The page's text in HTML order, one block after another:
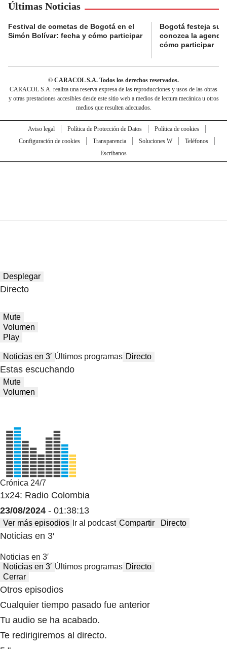
Últimas Noticias
Festival de cometas de Bogotá en el
Simón Bolívar: fecha y cómo participar
Bogotá festeja su
conozca la
cómo participar
© CARACOL S.A. Todos los derechos reservados.
CARACOL S.A. realiza una reserva expresa de las reproducciones y usos de las obras
y otras prestaciones accesibles desde este sitio web a medios de lectura mecánica u otros
medios que resulten adecuados.
Aviso legal Política de Protección de Datos
Política de cookies
Configuración de cookies
Transparencia Soluciones W
Teléfonos
Escríbanos
Desplegar
Directo
Mute
Volumen
Play
Noticias en 3′ Últimos programas Directo
Estas escuchando
Mute
Volumen
Crónica 24/7
1x24: Radio Colombia
23/08/2024 - 01:38:13
Ver más episodios Ir al podcast Compartir Directo
Noticias en 3′
Noticias en 3′
Noticias en 3′ Últimos programas Directo
Cerrar
Otros episodios
Cualquier tiempo pasado fue anterior
Tu audio se ha acabado.
Te redirigiremos al directo.